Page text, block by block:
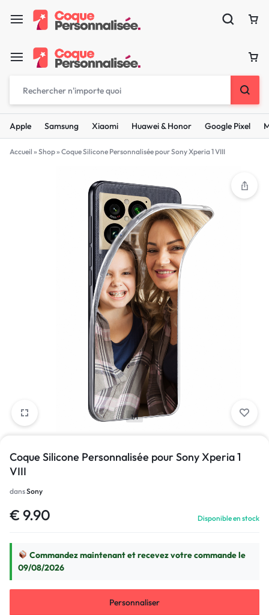
Apple Samsung Xiaomi Huawei & Honor Google Pixel
Accueil » Shop» Coque Silicone Personnalisée pour Sony Xperia 1 VIII
1/1
Coque Silicone Personnalisée pour Sony Xperia 1
VIII
dansSony
€ 9.90 Disponible en stock
Commandez maintenant et recevez votre commande le
09/08/2026
Personnaliser